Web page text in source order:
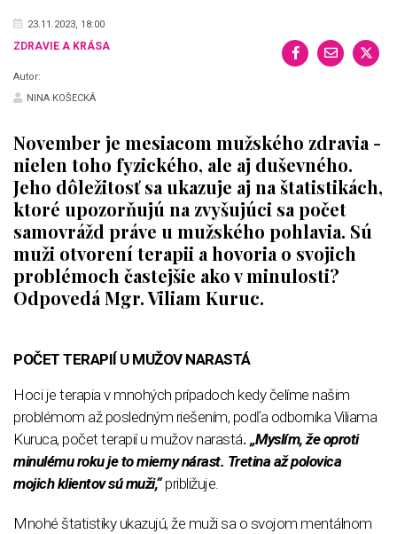
23.11.2023, 18:00
ZDRAVIE A KRÁSA
Autor:
NINA KOŠECKÁ
November je mesiacom mužského zdravia -
nielen toho fyzického, ale aj duševného.
Jeho dôležitosť sa ukazuje aj na štatistikách,
ktoré upozorňujú na zvyšujúci sa počet
samovrážd práve u mužského pohlavia. Sú
muži otvorení terapii a hovoria o svojich
problémoch častejšie ako v minulosti?
Odpovedá Mgr. Viliam Kuruc.
POČET TERAPIÍ U MUŽOV NARASTÁ
Hoci je terapia v mnohých prípadoch kedy čelíme našim
problémom až posledným riešením, podľa odborníka Viliama
Kuruca, počet terapií u mužov narastá. „Myslím, že oproti
minulému roku je to mierny nárast. Tretina až polovica
mojich klientov sú muži,“ približuje.
Mnohé štatistiky ukazujú, že muži sa o svojom mentálnom